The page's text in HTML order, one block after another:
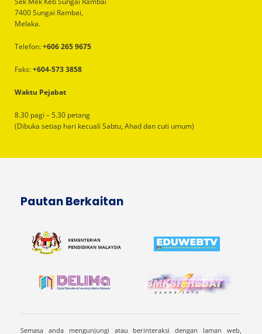
7400 Sungai Rambai,
Melaka.
Telefon:+606 265 9675
Faks:+604-573 3858
Waktu Pejabat
8.30 pagi – 5.30 petang
(Dibuka setiap hari kecuali Sabtu, Ahad dan cuti umum)
Pautan Berkaitan
Semasa anda mengunjungi atau berinteraksi dengan laman web,